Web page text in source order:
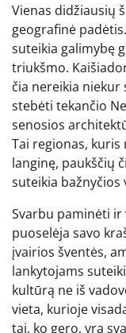
Vienas didžiausių
geografinė
suteikia galimybę
triukšmo.
čia nereikia niekur
stebėti tekančio
senosios
Tai regionas,
langinę, paukščių
suteikia bažnyčios
Svarbu paminėti
puoselėja savo
įvairios šventės,
lankytojams
kultūrą ne iš
vieta, kurioje
tai, ko gero, yra